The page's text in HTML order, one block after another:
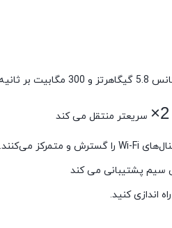
× سریعتر منتقل می کند